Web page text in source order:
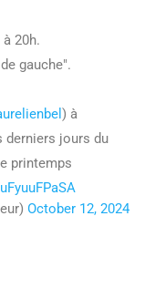
20h.
gauche".
) à
derniers jours du
printemps
October 12, 2024